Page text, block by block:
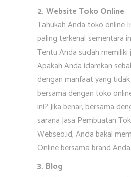
2. Website Toko Online
Tahukah Anda toko online
paling terkenal sementara
Tentu Anda sudah memiliki
Apakah Anda idamkan
dengan manfaat yang
bersama dengan toko
ini? Jika benar, bersama
sarana Jasa Pembuatan
Webseo.id, Anda bakal
Online bersama brand
3. Blog